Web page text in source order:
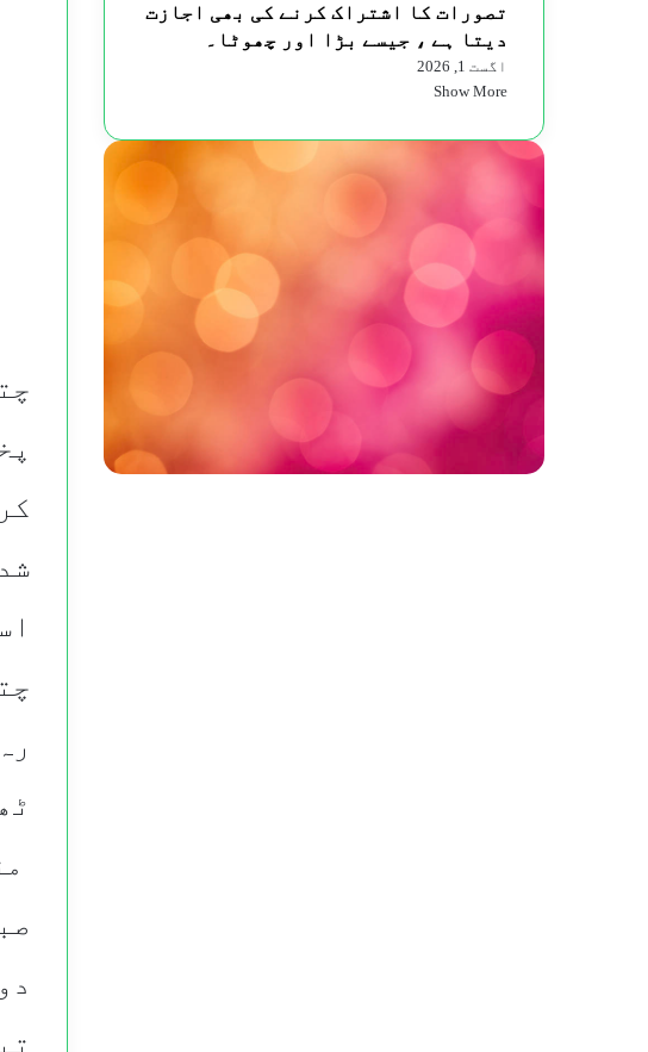
تصورات کا اشتراک کرنے کی بھی اجازت
دیتا ہے ، جیسے بڑا اور چھوٹا۔
اگست 1, 2026
Show More